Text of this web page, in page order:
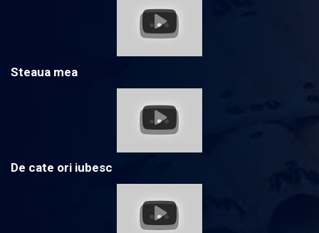
Steaua mea
De cate ori iubesc